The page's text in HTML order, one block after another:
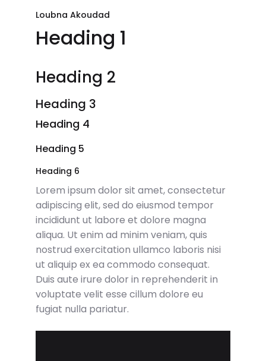
Loubna Akoudad
Heading 1
Heading 2
Heading 3
Heading 4
Heading 5
Heading 6
Lorem ipsum dolor sit amet, consectetur
adipiscing elit, sed do eiusmod tempor
incididunt ut labore et dolore magna
aliqua. Ut enim ad minim veniam, quis
nostrud exercitation ullamco laboris nisi
ut aliquip ex ea commodo consequat.
Duis aute irure dolor in reprehenderit in
voluptate velit esse cillum dolore eu
fugiat nulla pariatur.